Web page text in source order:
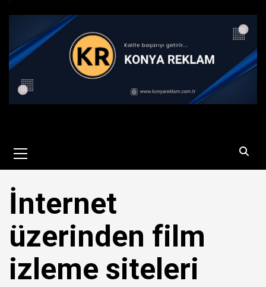
Menu
İnternet
üzerinden film
izleme siteleri